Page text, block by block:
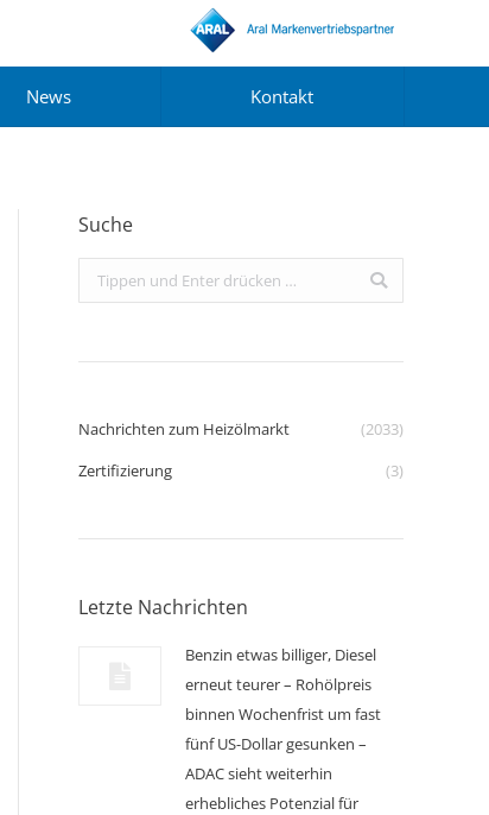
News Kontakt
Suche
Search:
Nachrichten zum Heizölmarkt
(2033)
Zertifizierung
(3)
Letzte Nachrichten
Benzin etwas billiger, Diesel
erneut teurer – Rohölpreis
binnen Wochenfrist um fast
fünf US-Dollar gesunken –
ADAC sieht weiterhin
erhebliches Potenzial für